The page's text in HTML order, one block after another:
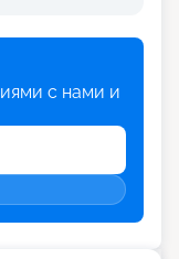
с нами и